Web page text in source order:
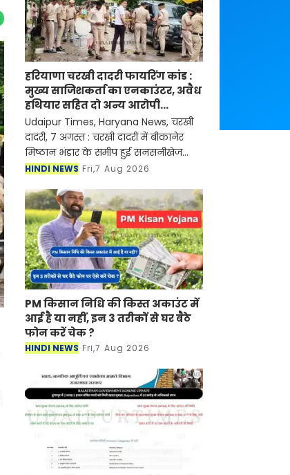
हरियाणा चरखी दादरी फायरिंग कांड :
मुख्य साजिशकर्ता का एनकाउंटर, अवैध
हथियार सहित दो अन्य आरोपी
गिरफ्तार
Udaipur Times, Haryana News, चरखी
दादरी, 7 अगस्त : चरखी दादरी में बीकानेर
मिष्ठान भंडार के समीप हुई सनसनीखेज
फायरिंग मामले में जिला पुलिस ने 24 घंटे
गोलीकांड के मुख्
HINDI NEWS Fri,7 Aug 2026
PM किसान निधि की किस्त अकाउंट में
आई है या नहीं, इन 3 तरीकों से घर बैठे
फोन करें चेक ?
HINDI NEWS Fri,7 Aug 2026